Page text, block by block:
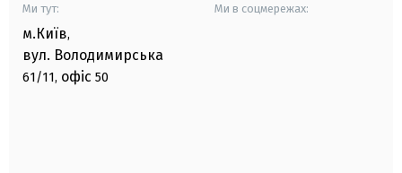
Ми тут:
м.Київ,
вул. Володимирська
61/11, офіс 50
Ми в соцмережах: